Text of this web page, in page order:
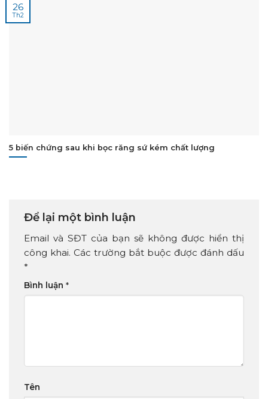
5 biến chứng sau khi bọc răng sứ kém chất lượng
26
Th2
Để lại một bình luận
Email và SĐT của bạn sẽ không được hiển thị
công khai. Các trường bắt buộc được đánh dấu
*
Bình luận *
Tên